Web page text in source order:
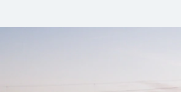
Es gibt komplizierte Dinge wie